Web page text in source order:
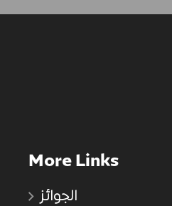
More Links
الجوائز